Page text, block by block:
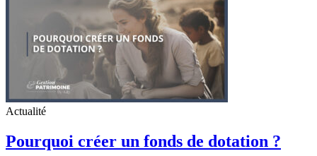
Actualité
Pourquoi créer un fonds de dotation ?